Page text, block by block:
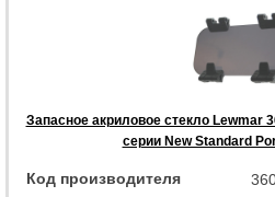
Запасное акриловое стекло Lewmar
серии New Standard
Код производителя